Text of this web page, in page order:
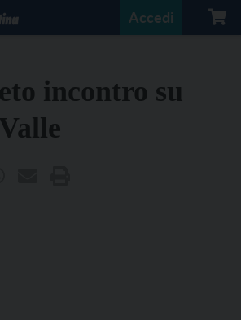
Accedi
incontro su